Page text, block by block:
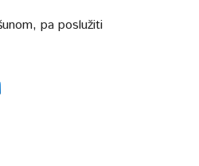
pa poslužiti